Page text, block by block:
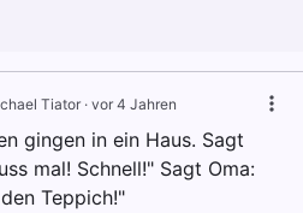
Tiator · vor 4 Jahren
gingen in ein Haus. Sagt
mal! Schnell!" Sagt Oma:
Teppich!"